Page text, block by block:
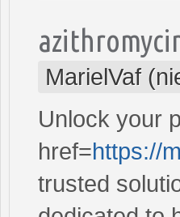
MarielVaf
Unlock your
href=https://
trusted